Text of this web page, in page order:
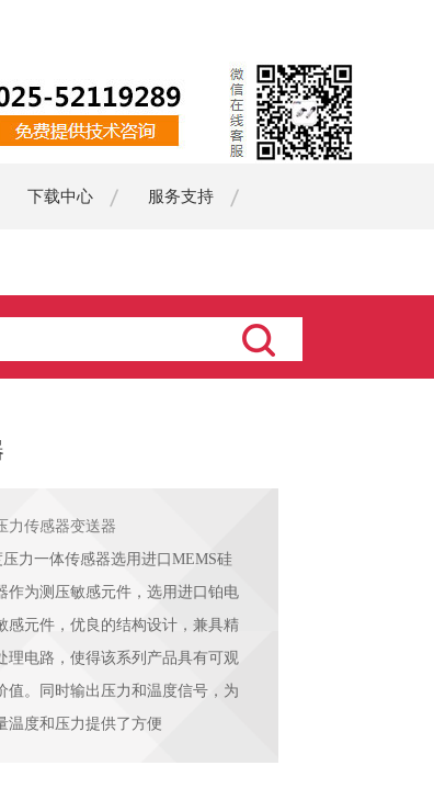
下载中心 服务支持
力传感器变送器
压力一体传感器选用进口MEMS硅
作为测压敏感元件，选用进口铂电
感元件，优良的结构设计，兼具精
理电路，使得该系列产品具有可观
值。同时输出压力和温度信号，为
温度和压力提供了方便